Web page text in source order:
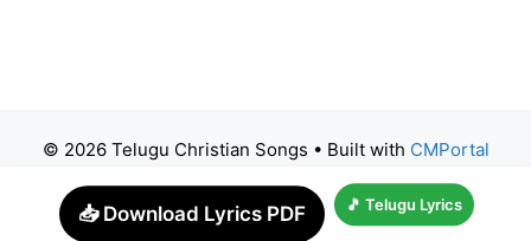
© 2026 Telugu Christian Songs • Built with CMPortal
📥 Download Lyrics PDF 🎵 Telugu Lyrics